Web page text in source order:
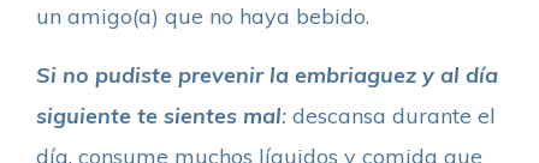
un amigo(a) que no haya bebido.
Si no pudiste prevenir la embriaguez y al día
siguiente te sientes mal: descansa durante el
día, consume muchos líquidos y comida que